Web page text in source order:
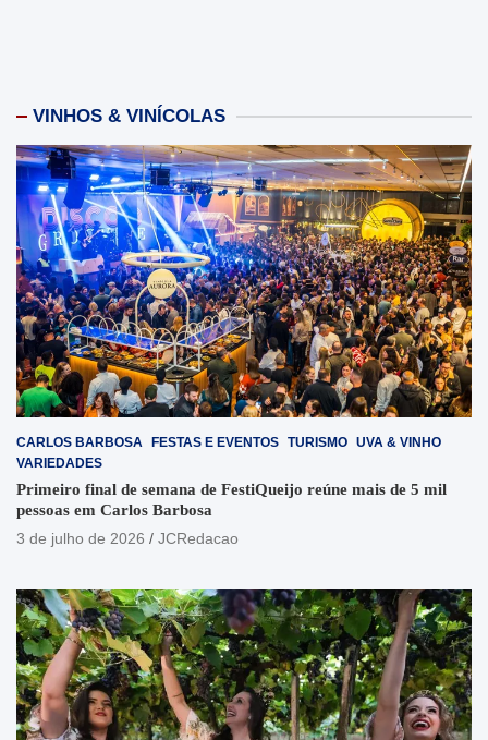
VINHOS & VINÍCOLAS
CARLOS BARBOSA FESTAS E EVENTOS TURISMO UVA & VINHO
VARIEDADES
Primeiro final de semana de FestiQueijo reúne mais de 5 mil
pessoas em Carlos Barbosa
3 de julho de 2026
JCRedacao